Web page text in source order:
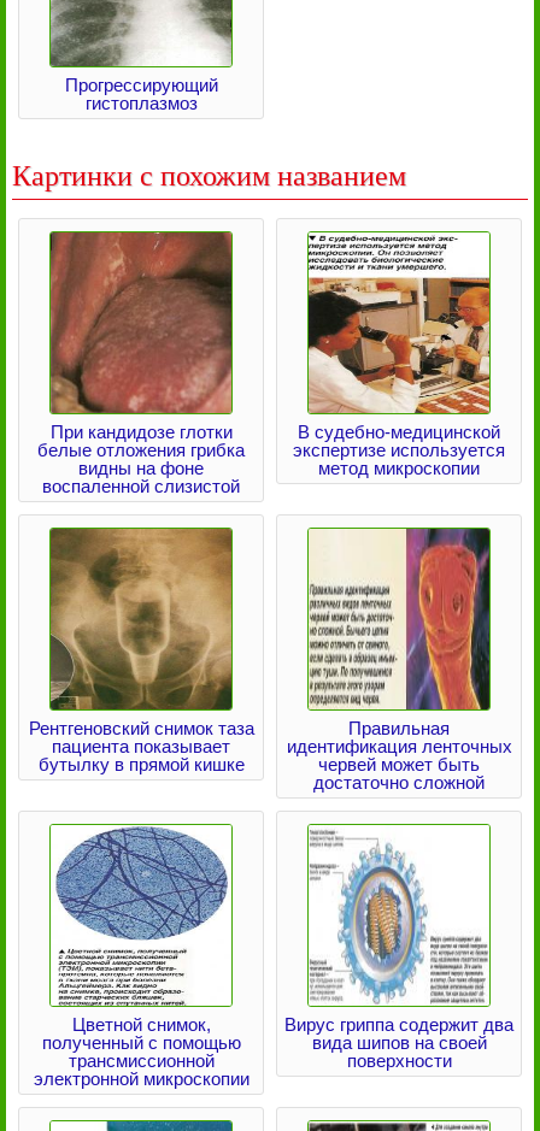
Прогрессирующий
гистоплазмоз
Картинки с похожим названием
При кандидозе глотки
белые отложения грибка
видны на фоне
воспаленной слизистой
В судебно-медицинской
экспертизе используется
метод микроскопии
Рентгеновский снимок таза
пациента показывает
бутылку в прямой кишке
Правильная
идентификация ленточных
червей может быть
достаточно сложной
Цветной снимок,
полученный с помощью
трансмиссионной
электронной микроскопии
Вирус гриппа содержит два
вида шипов на своей
поверхности